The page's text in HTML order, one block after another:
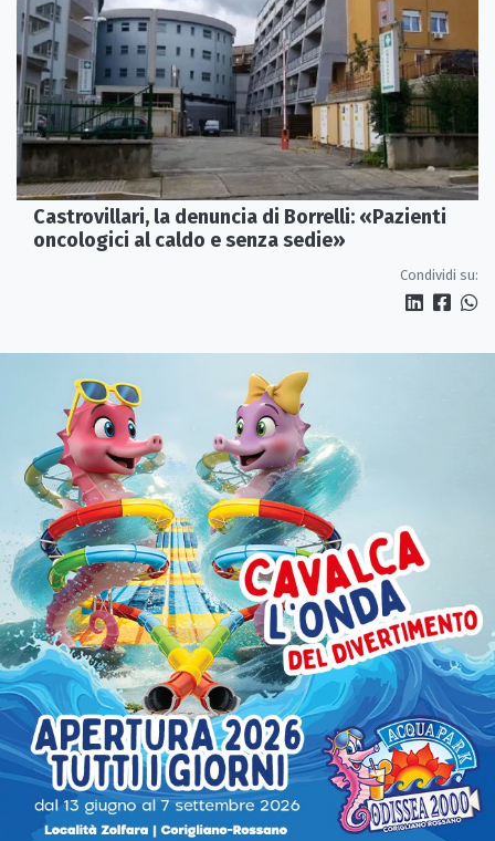
Castrovillari, la denuncia di Borrelli: «Pazienti
oncologici al caldo e senza sedie»
Condividi su: